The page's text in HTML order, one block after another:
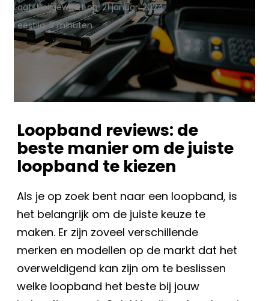
Laatst bijgewerkt op: 21 januari 2024
Leestijd: 3 minuten
Loopband reviews: de
beste manier om de juiste
loopband te kiezen
Als je op zoek bent naar een loopband, is
het belangrijk om de juiste keuze te
maken. Er zijn zoveel verschillende
merken en modellen op de markt dat het
overweldigend kan zijn om te beslissen
welke loopband het beste bij jouw